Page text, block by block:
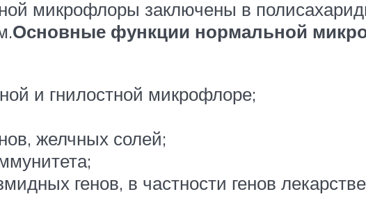
микрофлоры заключены в
Основные функции нормальной
и гнилостной микрофлоре;
желчных солей;
генов, в частности генов